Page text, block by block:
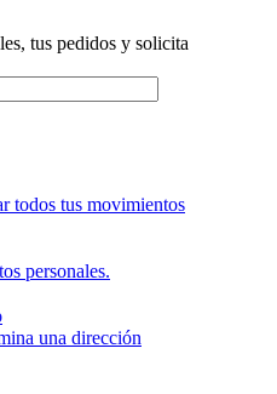
tus pedidos y solicita
todos tus movimientos
personales.
una dirección